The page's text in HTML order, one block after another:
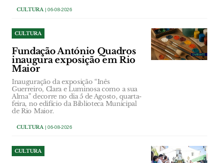
CULTURA| 06-08-2026
CULTURA
Fundação António Quadros
inaugura exposição em Rio
Maior
Inauguração da exposição “Inês
Guerreiro, Clara e Luminosa como a sua
Alma” decorre no dia 5 de Agosto, quarta-
feira, no edifício da Biblioteca Municipal
de Rio Maior.
CULTURA| 06-08-2026
CULTURA